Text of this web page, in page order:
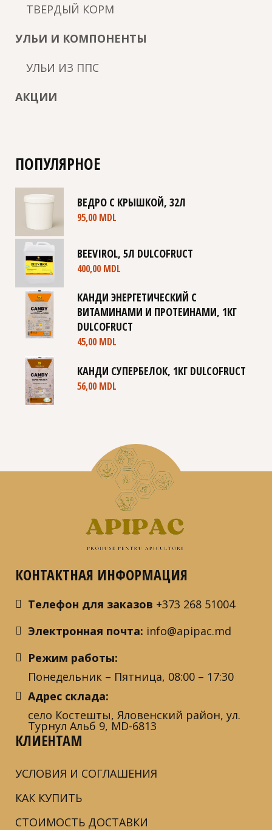
ТВЕРДЫЙ КОРМ
УЛЬИ И КОМПОНЕНТЫ
УЛЬИ ИЗ ППС
АКЦИИ
ПОПУЛЯРНОЕ
ВЕДРО С КРЫШКОЙ, 32Л
95,00MDL
BEEVIROL, 5Л DULCOFRUCT
400,00MDL
КАНДИ ЭНЕРГЕТИЧЕСКИЙ С
ВИТАМИНАМИ И ПРОТЕИНАМИ, 1КГ
DULCOFRUCT
45,00MDL
КАНДИ СУПЕРБЕЛОК, 1КГ DULCOFRUCT
56,00MDL
КОНТАКТНАЯ ИНФОРМАЦИЯ
Телефон для заказов +373 268 51004
Электронная почта: info@apipac.md
Режим работы:
Понедельник – Пятница, 08:00 – 17:30
Адрес склада:
село Костешты, Яловенский район, ул.
Турнул Альб 9, MD-6813
КЛИЕНТАМ
УСЛОВИЯ И СОГЛАШЕНИЯ
КАК КУПИТЬ
СТОИМОСТЬ ДОСТАВКИ